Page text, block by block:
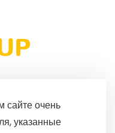
сайте очень
указанные